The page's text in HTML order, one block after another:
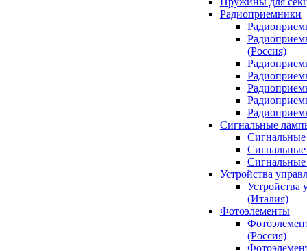
Радиоприемники
(Россия)
Сигнальные
Устройства
Устройства
(Италия)
Фотоэлементы
(Россия)